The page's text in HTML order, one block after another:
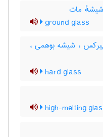
مات
ground glass
، شیشه بوهمی ،
hard glass
high-melting